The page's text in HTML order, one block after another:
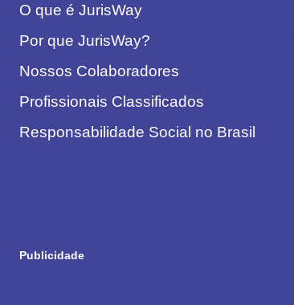
O que é JurisWay
Por que JurisWay?
Nossos Colaboradores
Profissionais Classificados
Responsabilidade Social no Brasil
Publicidade